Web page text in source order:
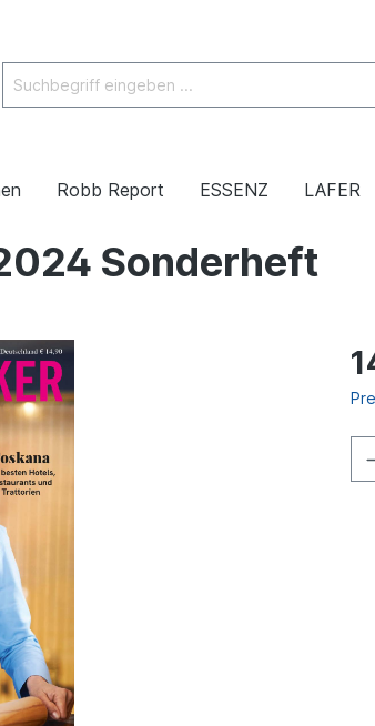
Robb Report ESSENZ LAFER
Sonderheft